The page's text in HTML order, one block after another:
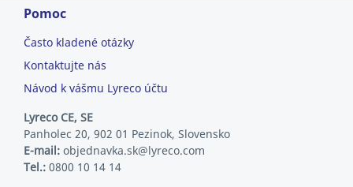
Pomoc
Často kladené otázky
Kontaktujte nás
Návod k vášmu Lyreco účtu
Lyreco CE, SE
Panholec 20, 902 01 Pezinok, Slovensko
E-mail: objednavka.sk@lyreco.com
Tel.: 0800 10 14 14